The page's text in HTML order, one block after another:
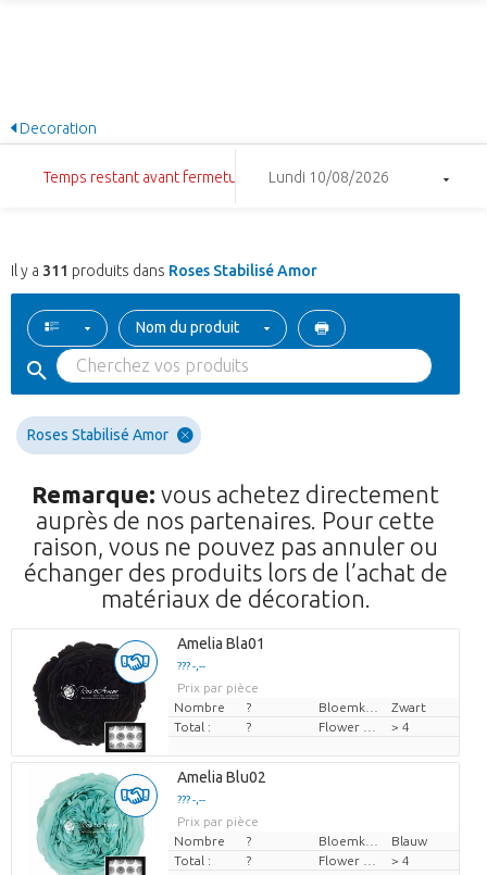
Decoration
Temps restant avant fermeture: 8:46:59Lundi 10/08/2026
Il y a 311 produits dans Roses Stabilisé Amor
Nom du produit
Roses Stabilisé Amor
Remarque: vous achetez directement
auprès de nos partenaires. Pour cette
raison, vous ne pouvez pas annuler ou
échanger des produits lors de l’achat de
matériaux de décoration.
Amelia Bla01
??? -,--
Prix par pièce
Nombre
?
Zwart
Total :
? > 4
Amelia Blu02
??? -,--
Prix par pièce
Nombre
?
Blauw
Total :
? > 4